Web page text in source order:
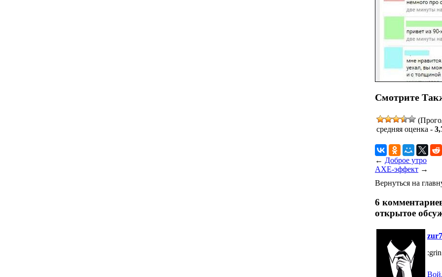
Смотрите
средняя оценка -
← Доброе утро
AXE-эффект →
Вернуться на
6
открытое